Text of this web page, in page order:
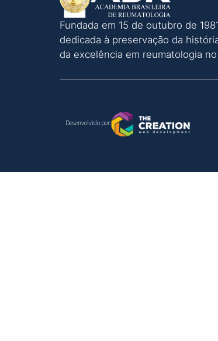
Fundada em 15 de outubro de
dedicada à preservação da
da excelência em reumatologia
Desenvolvido por: